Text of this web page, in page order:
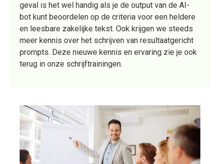
geval is het wel handig als je de output van de AI-
bot kunt beoordelen op de criteria voor een heldere
en leesbare zakelijke tekst. Ook krijgen we steeds
meer kennis over het schrijven van resultaatgericht
prompts. Deze nieuwe kennis en ervaring zie je ook
terug in onze schrijftrainingen.